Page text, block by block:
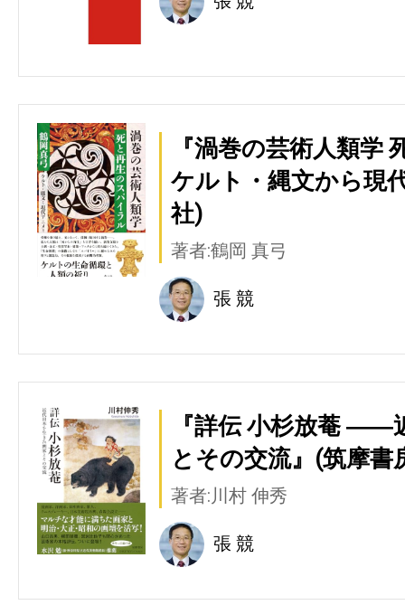
『渦巻の芸術人類学
ケルト・縄文から現
社)
著者:鶴岡 真弓
張 競
『詳伝 小杉放菴 ――
とその交流』(筑摩書
著者:川村 伸秀
張 競